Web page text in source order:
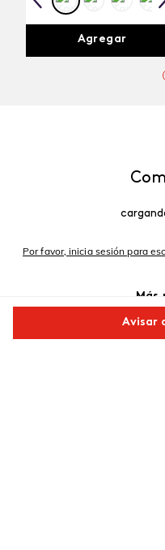
Avisar
Agregar
Por favor, inicia sesión para
Más
Cargando comentarios…